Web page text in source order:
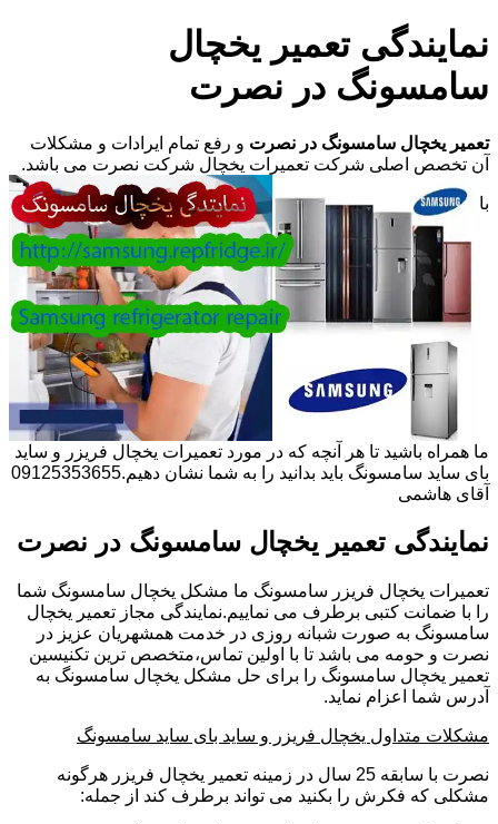
نمایندگی تعمیر یخچال
سامسونگ در نصرت
تعمیر یخچال سامسونگ در نصرت و رفع تمام ایرادات و مشکلات
آن تخصص اصلی شرکت تعمیرات یخچال شرکت نصرت می باشد.
با
ما همراه باشید تا هر آنچه که در مورد تعمیرات یخچال فریزر و ساید
بای ساید سامسونگ باید بدانید را به شما نشان دهیم.09125353655
آقای هاشمی
نمایندگی تعمیر یخچال سامسونگ در نصرت
تعمیرات یخچال فریزر سامسونگ ما مشکل یخچال سامسونگ شما
را با ضمانت کتبی برطرف می نماییم.نمایندگی مجاز تعمیر یخچال
سامسونگ به صورت شبانه روزی در خدمت همشهریان عزیز در
نصرت و حومه می باشد تا با اولین تماس،متخصص ترین تکنیسین
تعمیر یخچال سامسونگ را برای حل مشکل یخچال سامسونگ به
آدرس شما اعزام نماید.
مشکلات متداول یخچال فریزر و ساید بای ساید سامسونگ
نصرت با سابقه 25 سال در زمینه تعمیر یخچال فریزر هرگونه
مشکلی که فکرش را بکنید می تواند برطرف کند از جمله: